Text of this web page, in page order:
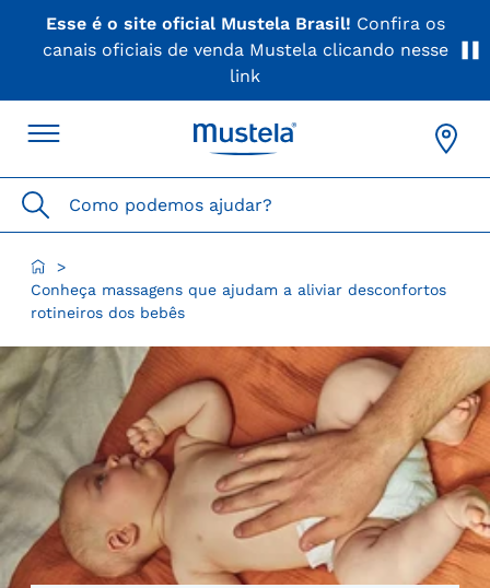
Esse é o site oficial Mustela Brasil! Confira os
canais oficiais de venda Mustela clicando nesse
link
Como podemos ajudar?
>
Conheça massagens que ajudam a aliviar desconfortos
rotineiros dos bebês